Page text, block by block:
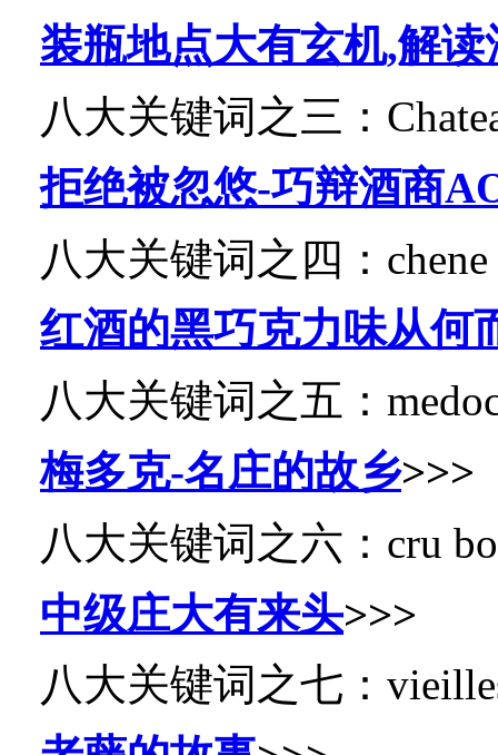
装瓶地点大有玄机,解
八大关键词之三：
拒绝被忽悠-巧辩酒商
八大关键词之四：
红酒的黑巧克力味从何
八大关键词之五：
梅多克-名庄的故乡>>>
八大关键词之六： cru
中级庄大有来头>>>
八大关键词之七：